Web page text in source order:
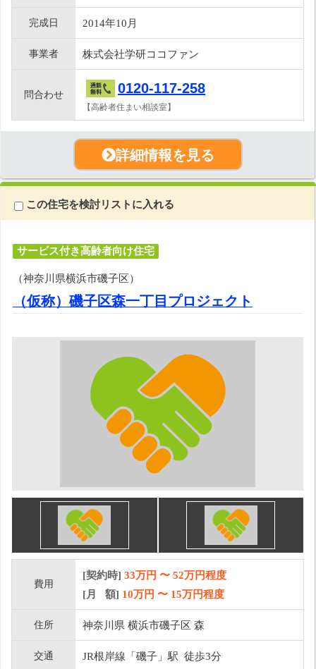
完成日 2014年10月
事業者 株式会社学研ココファン
問合わせ 0120-117-258
【高齢者住まい相談室】
詳細情報を見る
この住宅を検討リストに入れる
サービス付き高齢者向け住宅
（神奈川県横浜市磯子区）
（仮称）磯子区森一丁目プロジェクト
費用
[契約時] 33万円 〜 52万円程度
[月 額] 10万円 〜 15万円程度
住所 神奈川県 横浜市磯子区 森
交通 JR根岸線「磯子」駅 徒歩3分